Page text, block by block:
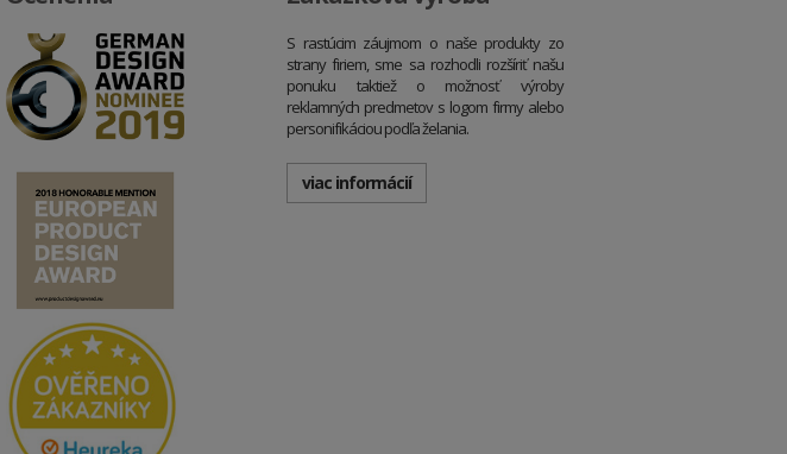
S rastúcim záujmom o naše produkty zo
strany firiem, sme sa rozhodli rozšíriť našu
ponuku taktiež o možnosť výroby
reklamných predmetov s logom firmy alebo
personifikáciou podľa želania.
viac informácií